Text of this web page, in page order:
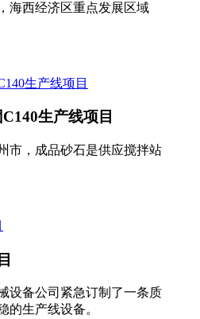
海西经济区重点发展区域
生产线项目
市，成品砂石是供应搅拌站
设备公司紧急订制了一条质
的生产线设备。